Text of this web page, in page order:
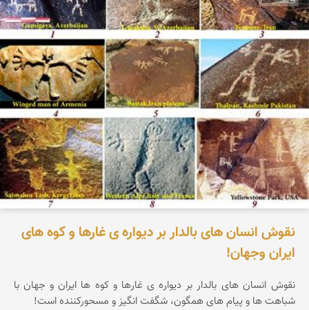
نقوش انسان های بالدار بر دیواره ی غارها و کوه های
ایران وجهان!
نقوش انسان های بالدار بر دیواره ی غارها و کوه ها ایران و جهان با
شباهت ها و پیام های همگون، شگفت انگیز و مسحورکننده است!